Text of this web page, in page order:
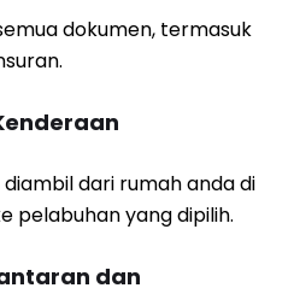
dokumen, termasuk
dari rumah anda di
pelabuhan yang dipilih.
dan